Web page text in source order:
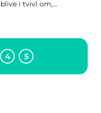
me...
blive i tvivl om,
måde at blive sorteret
på. Det er bedre at
være på den sikre ...
4 5